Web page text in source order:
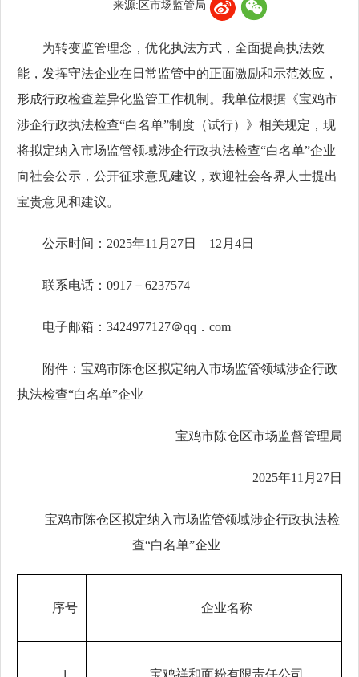
来源:区市场监管局
为转变监管理念，优化执法方式，全面提高执法效
能，发挥守法企业在日常监管中的正面激励和示范效应，
形成行政检查差异化监管工作机制。我单位根据《宝鸡市
涉企行政执法检查“白名单”制度（试行）》相关规定，现
将拟定纳入市场监管领域涉企行政执法检查“白名单”企业
向社会公示，公开征求意见建议，欢迎社会各界人士提出
宝贵意见和建议。
公示时间：2025年11月27日—12月4日
联系电话：0917－6237574
电子邮箱：3424977127＠qq．com
附件：宝鸡市陈仓区拟定纳入市场监管领域涉企行政
执法检查“白名单”企业
宝鸡市陈仓区市场监督管理局
2025年11月27日
宝鸡市陈仓区拟定纳入市场监管领域涉企行政执法检
查“白名单”企业
序号 企业名称
1 宝鸡祥和面粉有限责任公司